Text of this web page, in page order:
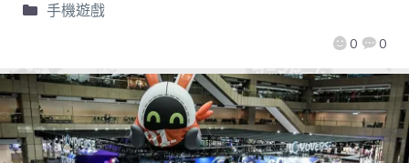
0 0
手機遊戲